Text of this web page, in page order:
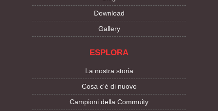
Download
Gallery
ESPLORA
La nostra storia
Cosa c'è di nuovo
Campioni della Commuity